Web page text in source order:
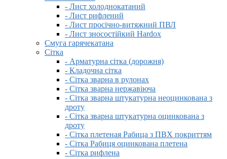
- Лист холоднокатаний
- Лист рифлений
- Лист просічно-витяжний ПВЛ
- Лист зносостійкий Hardox
Смуга гарячекатана
Сітка
- Арматурна сітка (дорожня)
- Кладочна сітка
- Сітка зварна в рулонах
- Сітка зварна нержавіюча
- Сітка зварна штукатурна неоцинкована з
дроту
- Сітка зварна штукатурна оцинкована з
дроту
- Сітка плетеная Рабица з ПВХ покриттям
- Сітка Рабиця оцинкована плетена
- Сітка рифлена